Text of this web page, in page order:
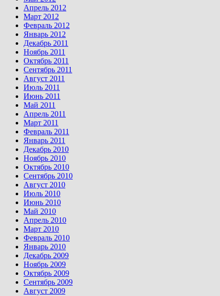
Апрель 2012
Март 2012
Февраль 2012
Январь 2012
Декабрь 2011
Ноябрь 2011
Октябрь 2011
Сентябрь 2011
Август 2011
Июль 2011
Июнь 2011
Май 2011
Апрель 2011
Март 2011
Февраль 2011
Январь 2011
Декабрь 2010
Ноябрь 2010
Октябрь 2010
Сентябрь 2010
Август 2010
Июль 2010
Июнь 2010
Май 2010
Апрель 2010
Март 2010
Февраль 2010
Январь 2010
Декабрь 2009
Ноябрь 2009
Октябрь 2009
Сентябрь 2009
Август 2009